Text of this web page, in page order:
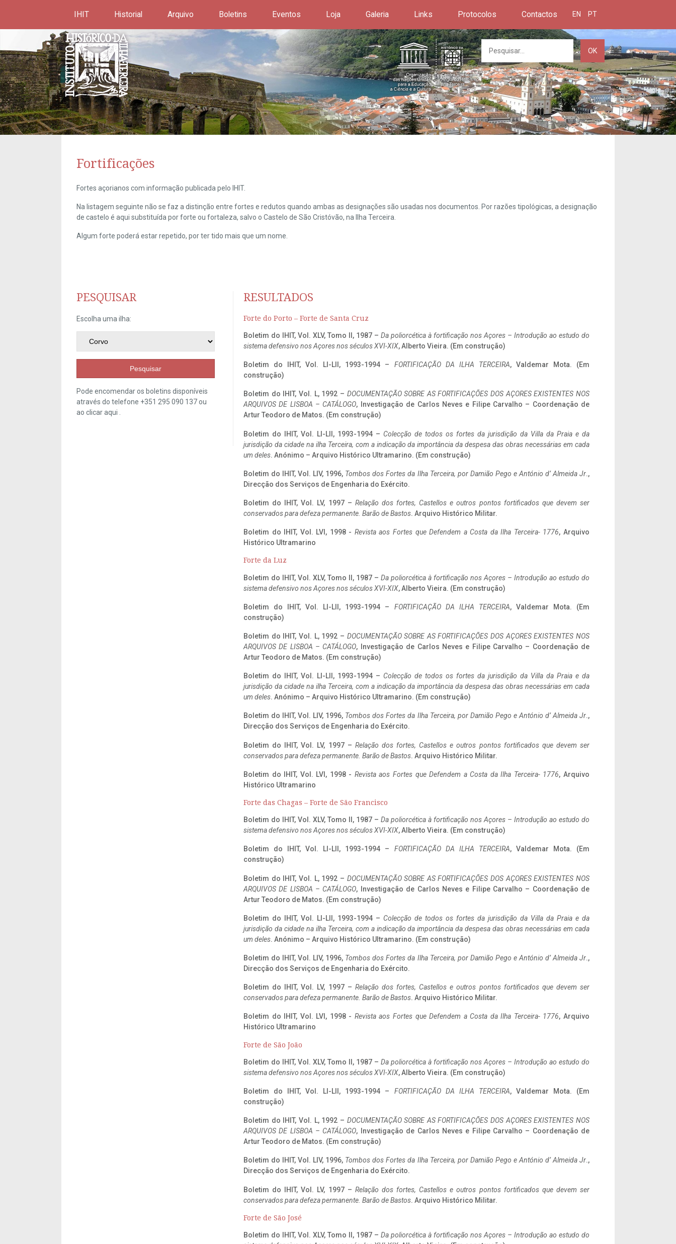
IHIT Historial Arquivo Boletins Eventos Loja Galeria Links Protocolos Contactos EN PT
OK
Fortificações
Fortes açorianos com informação publicada pelo IHIT.
Na listagem seguinte não se faz a distinção entre fortes e redutos quando ambas as designações são usadas nos documentos. Por razões tipológicas, a designação
de castelo é aqui substituída por forte ou fortaleza, salvo o Castelo de São Cristóvão, na Ilha Terceira.
Algum forte poderá estar repetido, por ter tido mais que um nome.
PESQUISAR
Escolha uma ilha:
Pesquisar
Pode encomendar os boletins disponíveis
através do telefone +351 295 090 137 ou
ao clicaraqui
RESULTADOS
Forte do Porto – Forte de Santa Cruz
Boletim do IHIT, Vol. XLV, Tomo II, 1987 – Da poliorcética à fortificação nos Açores – Introdução ao estudo do
sistema defensivo nos Açores nos séculos XVI-XIX, Alberto Vieira. (Em construção)
Boletim do IHIT, Vol. LI-LII, 1993-1994 – FORTIFICAÇÃO DA ILHA TERCEIRA, Valdemar Mota. (Em
construção)
Boletim do IHIT, Vol. L, 1992 – DOCUMENTAÇÃO SOBRE AS FORTIFICAÇÕES DOS AÇORES EXISTENTES NOS
ARQUIVOS DE LISBOA – CATÁLOGO, Investigação de Carlos Neves e Filipe Carvalho – Coordenação de
Artur Teodoro de Matos. (Em construção)
Boletim do IHIT, Vol. LI-LII, 1993-1994 – Colecção de todos os fortes da jurisdição da Villa da Praia e da
jurisdição da cidade na ilha Terceira, com a indicação da importância da despesa das obras necessárias em cada
um deles. Anónimo – Arquivo Histórico Ultramarino. (Em construção)
Boletim do IHIT, Vol. LIV, 1996, Tombos dos Fortes da Ilha Terceira, por Damião Pego e António d’ Almeida Jr.,
Direcção dos Serviços de Engenharia do Exército.
Boletim do IHIT, Vol. LV, 1997 – Relação dos fortes, Castellos e outros pontos fortificados que devem ser
conservados para defeza permanente. Barão de Bastos. Arquivo Histórico Militar.
Boletim do IHIT, Vol. LVI, 1998 - Revista aos Fortes que Defendem a Costa da Ilha Terceira- 1776, Arquivo
Histórico Ultramarino
Forte da Luz
Boletim do IHIT, Vol. XLV, Tomo II, 1987 – Da poliorcética à fortificação nos Açores – Introdução ao estudo do
sistema defensivo nos Açores nos séculos XVI-XIX, Alberto Vieira. (Em construção)
Boletim do IHIT, Vol. LI-LII, 1993-1994 – FORTIFICAÇÃO DA ILHA TERCEIRA, Valdemar Mota. (Em
construção)
Boletim do IHIT, Vol. L, 1992 – DOCUMENTAÇÃO SOBRE AS FORTIFICAÇÕES DOS AÇORES EXISTENTES NOS
ARQUIVOS DE LISBOA – CATÁLOGO, Investigação de Carlos Neves e Filipe Carvalho – Coordenação de
Artur Teodoro de Matos. (Em construção)
Boletim do IHIT, Vol. LI-LII, 1993-1994 – Colecção de todos os fortes da jurisdição da Villa da Praia e da
jurisdição da cidade na ilha Terceira, com a indicação da importância da despesa das obras necessárias em cada
um deles. Anónimo – Arquivo Histórico Ultramarino. (Em construção)
Boletim do IHIT, Vol. LIV, 1996, Tombos dos Fortes da Ilha Terceira, por Damião Pego e António d’ Almeida Jr.,
Direcção dos Serviços de Engenharia do Exército.
Boletim do IHIT, Vol. LV, 1997 – Relação dos fortes, Castellos e outros pontos fortificados que devem ser
conservados para defeza permanente. Barão de Bastos. Arquivo Histórico Militar.
Boletim do IHIT, Vol. LVI, 1998 - Revista aos Fortes que Defendem a Costa da Ilha Terceira- 1776, Arquivo
Histórico Ultramarino
Forte das Chagas – Forte de São Francisco
Boletim do IHIT, Vol. XLV, Tomo II, 1987 – Da poliorcética à fortificação nos Açores – Introdução ao estudo do
sistema defensivo nos Açores nos séculos XVI-XIX, Alberto Vieira. (Em construção)
Boletim do IHIT, Vol. LI-LII, 1993-1994 – FORTIFICAÇÃO DA ILHA TERCEIRA, Valdemar Mota. (Em
construção)
Boletim do IHIT, Vol. L, 1992 – DOCUMENTAÇÃO SOBRE AS FORTIFICAÇÕES DOS AÇORES EXISTENTES NOS
ARQUIVOS DE LISBOA – CATÁLOGO, Investigação de Carlos Neves e Filipe Carvalho – Coordenação de
Artur Teodoro de Matos. (Em construção)
Boletim do IHIT, Vol. LI-LII, 1993-1994 – Colecção de todos os fortes da jurisdição da Villa da Praia e da
jurisdição da cidade na ilha Terceira, com a indicação da importância da despesa das obras necessárias em cada
um deles. Anónimo – Arquivo Histórico Ultramarino. (Em construção)
Boletim do IHIT, Vol. LIV, 1996, Tombos dos Fortes da Ilha Terceira, por Damião Pego e António d’ Almeida Jr.,
Direcção dos Serviços de Engenharia do Exército.
Boletim do IHIT, Vol. LV, 1997 – Relação dos fortes, Castellos e outros pontos fortificados que devem ser
conservados para defeza permanente. Barão de Bastos. Arquivo Histórico Militar.
Boletim do IHIT, Vol. LVI, 1998 - Revista aos Fortes que Defendem a Costa da Ilha Terceira- 1776, Arquivo
Histórico Ultramarino
Forte de São João
Boletim do IHIT, Vol. XLV, Tomo II, 1987 – Da poliorcética à fortificação nos Açores – Introdução ao estudo do
sistema defensivo nos Açores nos séculos XVI-XIX, Alberto Vieira. (Em construção)
Boletim do IHIT, Vol. LI-LII, 1993-1994 – FORTIFICAÇÃO DA ILHA TERCEIRA, Valdemar Mota. (Em
construção)
Boletim do IHIT, Vol. L, 1992 – DOCUMENTAÇÃO SOBRE AS FORTIFICAÇÕES DOS AÇORES EXISTENTES NOS
ARQUIVOS DE LISBOA – CATÁLOGO, Investigação de Carlos Neves e Filipe Carvalho – Coordenação de
Artur Teodoro de Matos. (Em construção)
Boletim do IHIT, Vol. LIV, 1996, Tombos dos Fortes da Ilha Terceira, por Damião Pego e António d’ Almeida Jr.,
Direcção dos Serviços de Engenharia do Exército.
Boletim do IHIT, Vol. LV, 1997 – Relação dos fortes, Castellos e outros pontos fortificados que devem ser
conservados para defeza permanente. Barão de Bastos. Arquivo Histórico Militar.
Forte de São José
Boletim do IHIT, Vol. XLV, Tomo II, 1987 – Da poliorcética à fortificação nos Açores – Introdução ao estudo do